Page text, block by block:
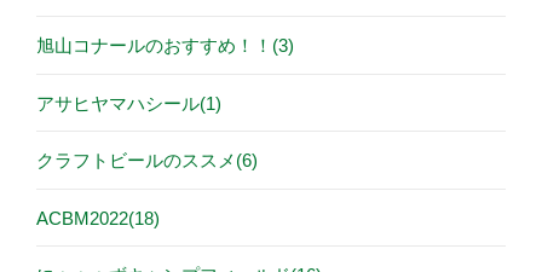
旭山コナールのおすすめ！！(3)
アサヒヤマハシール(1)
クラフトビールのススメ(6)
ACBM2022(18)